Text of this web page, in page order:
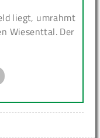
liegt, umrahmt
Wiesenttal. Der